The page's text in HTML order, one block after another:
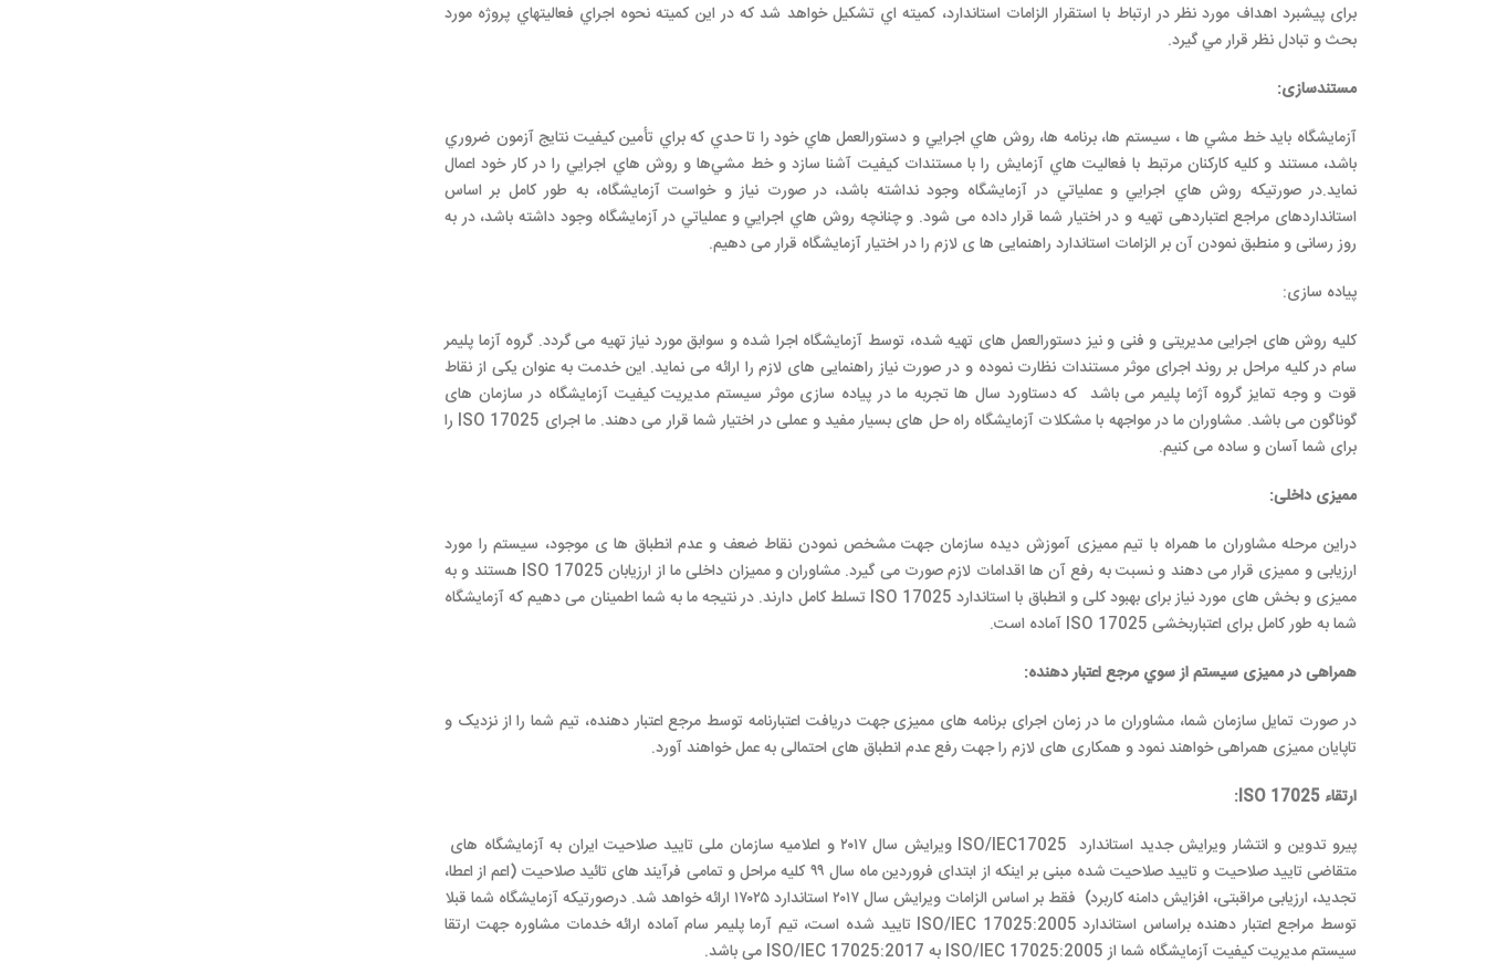
برای پيشبرد اهداف مورد نظر در ارتباط با استقرار الزامات استاندارد، كميته اي تشكيل خواهد شد كه در اين كميته نحوه اجراي فعاليتهاي پروژه مورد
بحث و تبادل نظر قرار مي گيرد.
مستندسازی:
آزمايشگاه بايد خط مشي ها ، سيستم ها، برنامه ها، روش هاي اجرايي و دستورالعمل هاي خود را تا حدي که براي تأمين کيفيت نتايج آزمون ضروري
باشد، مستند و کليه کارکنان مرتبط با فعاليت هاي آزمايش را با مستندات کيفيت آشنا سازد و خط مشي‌ها و روش هاي اجرايي را در کار خود اعمال
نمايد.در صورتیکه روش هاي اجرايي و عملياتي در آزمایشگاه وجود نداشته باشد، در صورت نیاز و خواست آزمایشگاه، به طور کامل بر اساس
استانداردهای مراجع اعتباردهی تهیه و در اختیار شما قرار داده می شود. و چنانچه روش هاي اجرايي و عملياتي در آزمایشگاه وجود داشته باشد، در به
روز رسانی و منطبق نمودن آن بر الزامات استاندارد راهنمایی ها ی لازم را در اختیار آزمایشگاه قرار می دهیم.
پیاده سازی:
کلیه روش های اجرایی مدیریتی و فنی و نیز دستورالعمل های تهیه شده، توسط آزمایشگاه اجرا شده و سوابق مورد نیاز تهیه می گردد. گروه آزما پلیمر
سام در کلیه مراحل بر روند اجرای موثر مستندات نظارت نموده و در صورت نیاز راهنمایی های لازم را ارائه می نماید. این خدمت به عنوان یکی از نقاط
قوت و وجه تمایز گروه آژما پلیمر می باشد که دستاورد سال ها تجربه ما در پیاده سازی موثر سیستم مدیریت کیفیت آزمایشگاه در سازمان های
گوناگون می باشد. مشاوران ما در مواجهه با مشکلات آزمایشگاه راه حل های بسیار مفید و عملی در اختیار شما قرار می دهند. ما اجرای ISO 17025 را
برای شما آسان و ساده می کنیم.
ممیزی داخلی:
دراین مرحله مشاوران ما همراه با تيم ممیزی آموزش ديده سازمان جهت مشخص نمودن نقاط ضعف و عدم انطباق ها ی موجود، سیستم را مورد
ارزیابی و ممیزی قرار می دهند و نسبت به رفع آن ها اقدامات لازم صورت می گیرد. مشاوران و ممیزان داخلی ما از ارزیابان ISO 17025 هستند و به
ممیزی و بخش های مورد نیاز برای بهبود کلی و انطباق با استاندارد ISO 17025 تسلط کامل دارند. در نتیجه ما به شما اطمینان می دهیم که آزمایشگاه
شما به طور کامل برای اعتباربخشی ISO 17025 آماده است.
همراهی در ممیزی سیستم از سوي مرجع اعتبار دهنده:
در صورت تمایل سازمان شما، مشاوران ما در زمان اجرای برنامه های ممیزی جهت دريافت اعتبارنامه توسط مرجع اعتبار دهنده، تیم شما را از نزدیک و
تاپایان ممیزی همراهی خواهند نمود و همکاری های لازم را جهت رفع عدم انطباق های احتمالی به عمل خواهند آورد.
ارتقاء
پیرو تدوین و انتشار ویرایش جدید استاندارد ISO/IEC17025 ویرایش سال ۲۰۱۷ و اعلامیه سازمان ملی تایید صلاحیت ایران به آزمایشگاه های
متقاضی تایید صلاحیت و تایید صلاحیت شده مبنی بر اینکه از ابتدای فروردین ماه سال ۹۹ کلیه مراحل و تمامی فرآیند های تائید صلاحیت (اعم از اعطا،
تجدید، ارزیابی مراقبتی، افزایش دامنه کاربرد) فقط بر اساس الزامات ویرایش سال ۲۰۱۷ استاندارد ۱۷۰۲۵ ارائه خواهد شد. درصورتیکه آزمایشگاه شما قبلا
توسط مراجع اعتبار دهنده براساس استاندارد ISO/IEC 17025:2005 تایید شده است، تیم آرما پلیمر سام آماده ارائه خدمات مشاوره جهت ارتقا
سیستم مدیریت کیفیت آزمایشگاه شما از ISO/IEC 17025:2005 به ISO/IEC 17025:2017 می باشد.